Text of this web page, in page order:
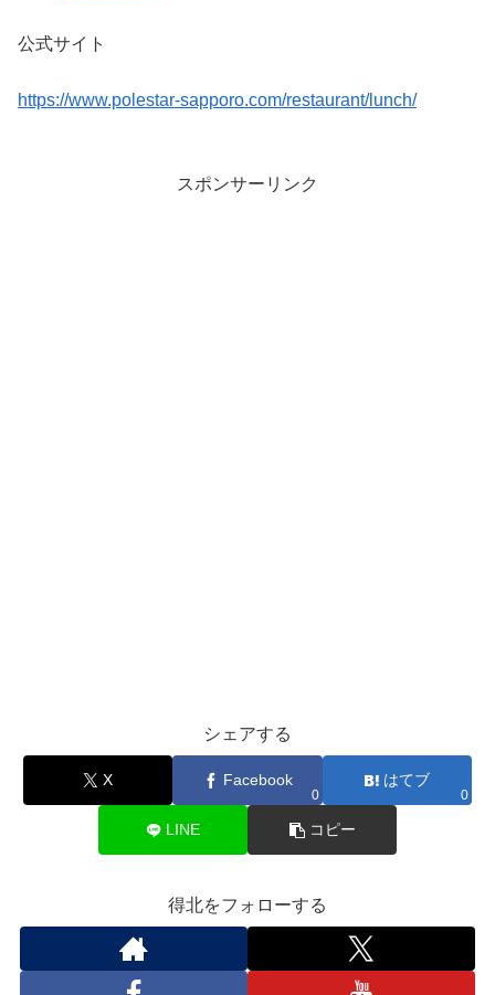
公式サイト
https://www.polestar-sapporo.com/restaurant/lunch/
スポンサーリンク
シェアする
X Facebook
0
はてブ
0
LINE コピー
得北をフォローする